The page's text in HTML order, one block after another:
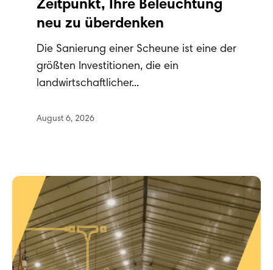
Zeitpunkt, Ihre Beleuchtung
neu zu überdenken
Die Sanierung einer Scheune ist eine der
größten Investitionen, die ein
landwirtschaftlicher...